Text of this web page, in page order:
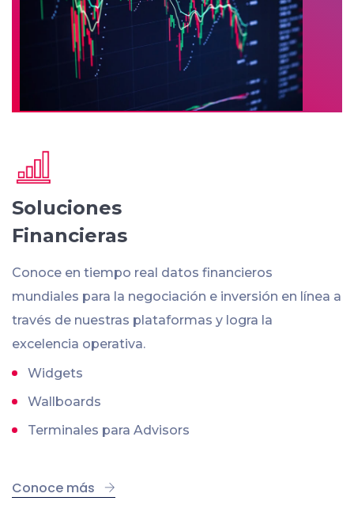
Soluciones
Financieras
Conoce en tiempo real datos financieros
mundiales para la negociación e inversión en línea a
través de nuestras plataformas y logra la
excelencia operativa.
Widgets
Wallboards
Terminales para Advisors
Conoce más